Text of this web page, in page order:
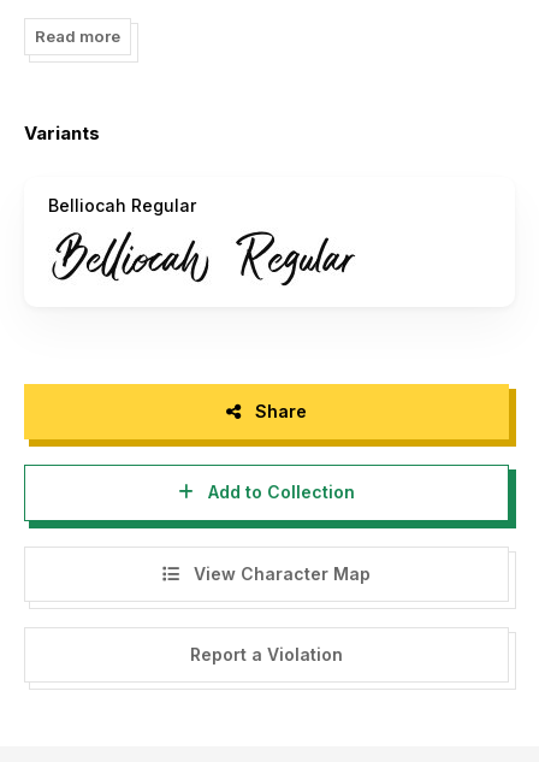
at[email protected] or [email protected]- Every donation is
greatly appreciated. Paypal account for donations:
fonts:https://gfrcreative.com/Follow
mengerti dan menyetujui semua syarat dan ketentuan
penggunaan font dibawah ini:- Font demo ini hanya dapat
digunakan untuk keperluan "Personal Use"/kebutuhan
pribadi, atau untuk keperluan yang sifatnya tidak "komersil",
individu, Agensi Desain Grafis, Percetakan, Distro atau
Perusahaan/Korporasi.- Silakan gunakan lisensi komersial
dengan membeli melalui link ini :https://gfrcreative.com/-
Dengan hanya lisensi "Personal Use", DILARANG KERAS
menggunakan atau memanfaatkan font ini untuk kepeluan
Komersial, baik itu untuk Iklan, Promosi, TV, Film, Video,
Motion Graphics, Youtube, Desain kaos distro atau untuk
Kemasan Produk (baik Fisik ataupun Digital) atau Media
apapun dengan tujuan menghasilkan profit/keuntungan.-
menggunakan Corporate License.- Menggunakan font ini
Read more
Variants
Belliocah Regular
Share
Add to Collection
View Character Map
Report a Violation